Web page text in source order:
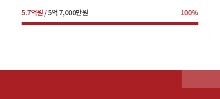
5.7억원 /5억 7,000만원 100%